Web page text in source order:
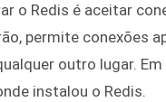
o Redis é aceitar
permite conexões
outro lugar.
instalou o Redis.